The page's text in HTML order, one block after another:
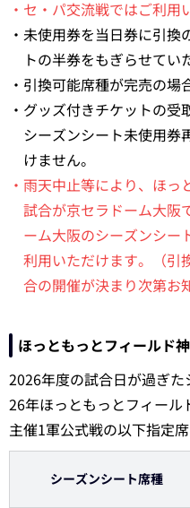
・セ・パ交流戦ではご利用
・未使用券を当日券に引
トの半券をもぎらせてい
・引換可能席種が完売の場
・グッズ付きチケットの受
シーズンシート未使用券
けません。
・雨天中止等により、ほ
試合が京セラドーム大阪
ーム大阪のシーズンシー
利用いただけます。（引
合の開催が決まり次第お
ほっともっとフィールド
2026年度の試合日が過ぎ
26年ほっともっとフィー
主催1軍公式戦の以下指定
シーズンシート席種